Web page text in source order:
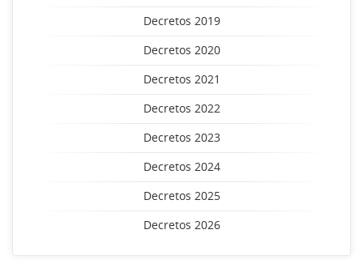
Decretos 2019
Decretos 2020
Decretos 2021
Decretos 2022
Decretos 2023
Decretos 2024
Decretos 2025
Decretos 2026